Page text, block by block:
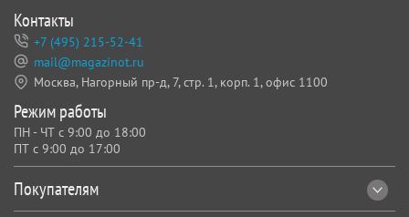
Покупателям
Контакты
+7 (495) 215-52-41
mail@magazinot.ru
Москва, Нагорный пр-д, 7, стр. 1, корп. 1, офис 1100
Режим работы
ПН - ЧТ с 9:00 до 18:00
ПТ с 9:00 до 17:00